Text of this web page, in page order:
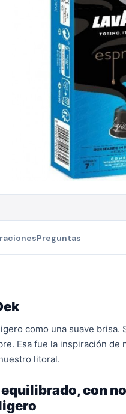
Preguntas
como una suave
Esa fue la inspiración
litoral.
equilibrado, con